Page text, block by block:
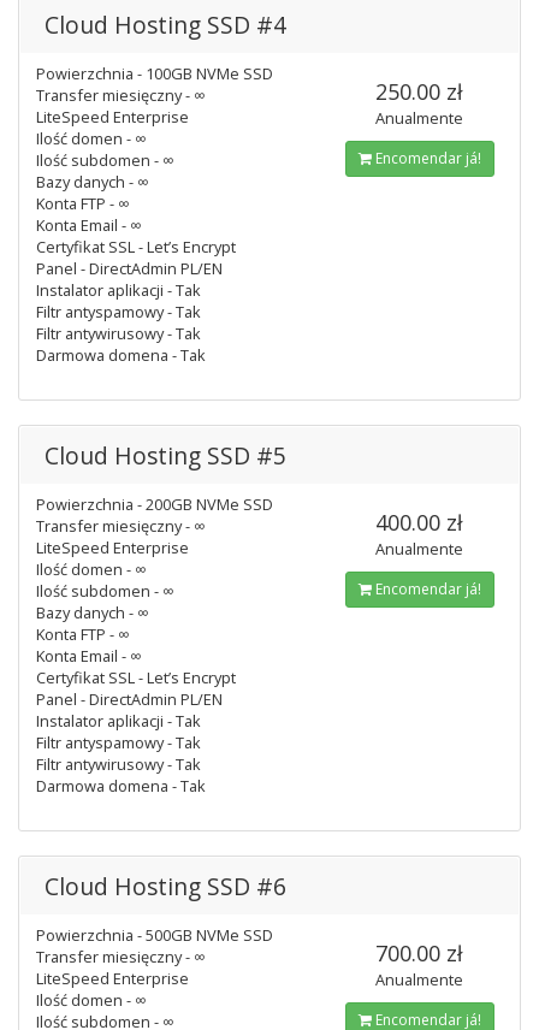
Cloud Hosting SSD #4
Powierzchnia - 100GB NVMe SSD
Transfer miesięczny - ∞
LiteSpeed Enterprise
Ilość domen - ∞
Ilość subdomen - ∞
Bazy danych - ∞
Konta FTP - ∞
Konta Email - ∞
Certyfikat SSL - Let’s Encrypt
Panel - DirectAdmin PL/EN
Instalator aplikacji - Tak
Filtr antyspamowy - Tak
Filtr antywirusowy - Tak
Darmowa domena - Tak
250.00 zł
Anualmente
Encomendar já!
Cloud Hosting SSD #5
Powierzchnia - 200GB NVMe SSD
Transfer miesięczny - ∞
LiteSpeed Enterprise
Ilość domen - ∞
Ilość subdomen - ∞
Bazy danych - ∞
Konta FTP - ∞
Konta Email - ∞
Certyfikat SSL - Let’s Encrypt
Panel - DirectAdmin PL/EN
Instalator aplikacji - Tak
Filtr antyspamowy - Tak
Filtr antywirusowy - Tak
Darmowa domena - Tak
400.00 zł
Anualmente
Encomendar já!
Cloud Hosting SSD #6
Powierzchnia - 500GB NVMe SSD
Transfer miesięczny - ∞
LiteSpeed Enterprise
Ilość domen - ∞
Ilość subdomen - ∞
700.00 zł
Anualmente
Encomendar já!